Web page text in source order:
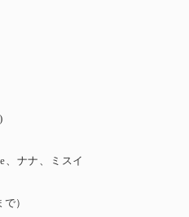
、ナナ、ミスイ
）